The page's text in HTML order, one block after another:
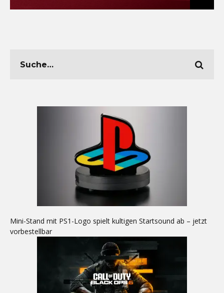
Mini-Stand mit PS1-Logo spielt kultigen Startsound ab – jetzt
vorbestellbar